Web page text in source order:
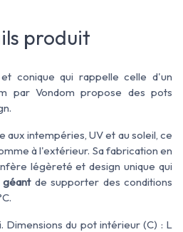
produit
conique qui rappelle celle d'un
par Vondom propose des pots
intempéries, UV et au soleil, ce
à l'extérieur. Sa fabrication en
légèreté et design unique qui
de supporter des conditions
Dimensions du pot intérieur (C) : L